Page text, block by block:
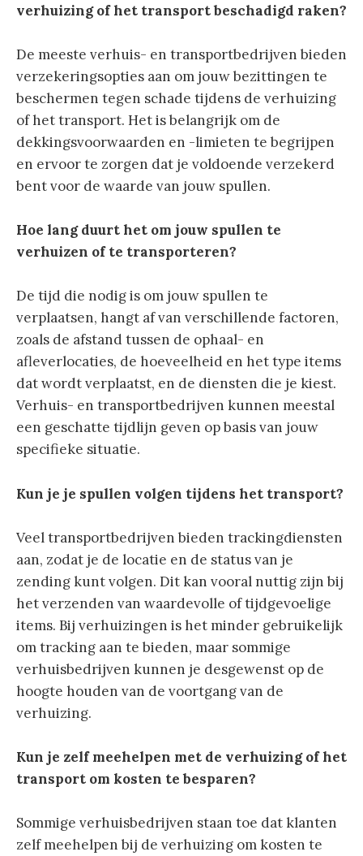
verhuizing of het transport beschadigd raken?
De meeste verhuis- en transportbedrijven bieden
verzekeringsopties aan om jouw bezittingen te
beschermen tegen schade tijdens de verhuizing
of het transport. Het is belangrijk om de
dekkingsvoorwaarden en -limieten te begrijpen
en ervoor te zorgen dat je voldoende verzekerd
bent voor de waarde van jouw spullen.
Hoe lang duurt het om jouw spullen te
verhuizen of te transporteren?
De tijd die nodig is om jouw spullen te
verplaatsen, hangt af van verschillende factoren,
zoals de afstand tussen de ophaal- en
afleverlocaties, de hoeveelheid en het type items
dat wordt verplaatst, en de diensten die je kiest.
Verhuis- en transportbedrijven kunnen meestal
een geschatte tijdlijn geven op basis van jouw
specifieke situatie.
Kun je je spullen volgen tijdens het transport?
Veel transportbedrijven bieden trackingdiensten
aan, zodat je de locatie en de status van je
zending kunt volgen. Dit kan vooral nuttig zijn bij
het verzenden van waardevolle of tijdgevoelige
items. Bij verhuizingen is het minder gebruikelijk
om tracking aan te bieden, maar sommige
verhuisbedrijven kunnen je desgewenst op de
hoogte houden van de voortgang van de
verhuizing.
Kun je zelf meehelpen met de verhuizing of het
transport om kosten te besparen?
Sommige verhuisbedrijven staan toe dat klanten
zelf meehelpen bij de verhuizing om kosten te